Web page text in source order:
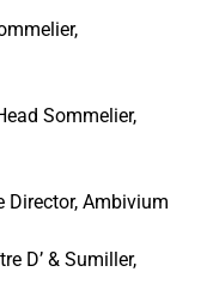
Sommelier,
Director, Ambivium
D’ & Sumiller,